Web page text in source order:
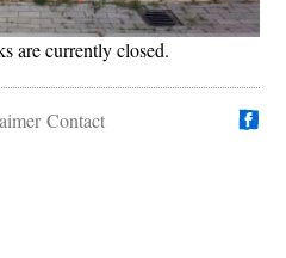
are currently closed.
Contact
ons op